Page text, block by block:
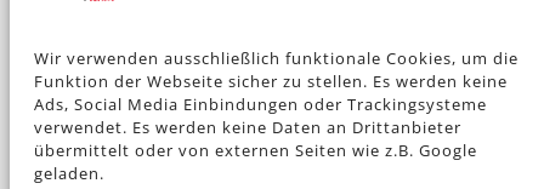
Wir verwenden ausschließlich funktionale Cookies, um die
Funktion der Webseite sicher zu stellen. Es werden keine
Ads, Social Media Einbindungen oder Trackingsysteme
verwendet. Es werden keine Daten an Drittanbieter
übermittelt oder von externen Seiten wie z.B. Google
geladen.
Datenschutz
Kontakt